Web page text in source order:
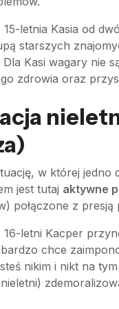
15-letnia Kasia od
starszych
Kasi wagary nie
zdrowia oraz
w której jedno
jest tutaj aktywne
połączone z presją
16-letni Kacper
chce
nikim i nikt na